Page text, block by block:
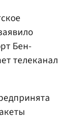
Бен-
телеканал